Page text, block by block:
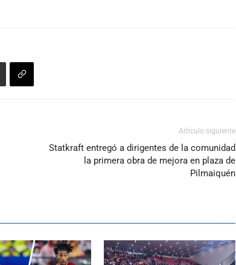
Artículo siguiente
Statkraft entregó a dirigentes de la comunidad
la primera obra de mejora en plaza de
Pilmaiquén